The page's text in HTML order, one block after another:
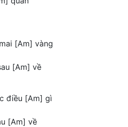
[Am] vàng
[Am] về
điều [Am] gì
[Am] về